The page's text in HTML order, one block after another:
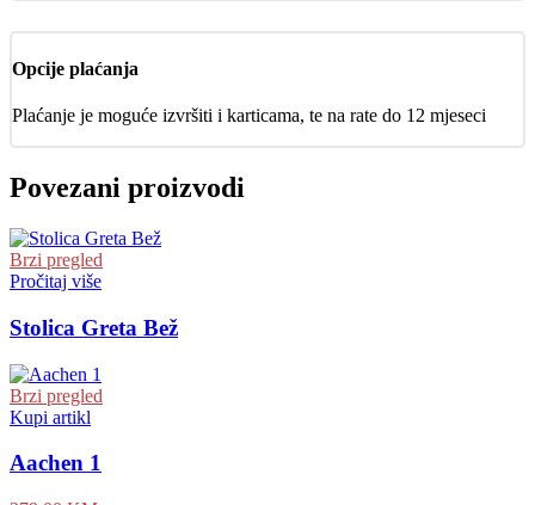
Opcije plaćanja
Plaćanje je moguće izvršiti i karticama, te na rate do 12 mjeseci
Povezani proizvodi
Brzi pregled
Pročitaj više
Stolica Greta Bež
Brzi pregled
Kupi artikl
Aachen 1